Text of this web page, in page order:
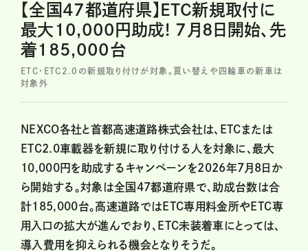
【全国47都道府県】ETC新規取付に
最大10,000円助成! 7月8日開始、先
着185,000台
ETC・ETC2.0の新規取り付けが対象。買い替えや四輪車の新車は
対象外
NEXCO各社と首都高速道路株式会社は、ETCまたは
ETC2.0車載器を新規に取り付ける人を対象に、最大
10,000円を助成するキャンペーンを2026年7月8日か
ら開始する。対象は全国47都道府県で、助成台数は合
計185,000台。高速道路ではETC専用料金所やETC専
用入口の拡大が進んでおり、ETC未装着車にとっては、
導入費用を抑えられる機会となりそうだ。